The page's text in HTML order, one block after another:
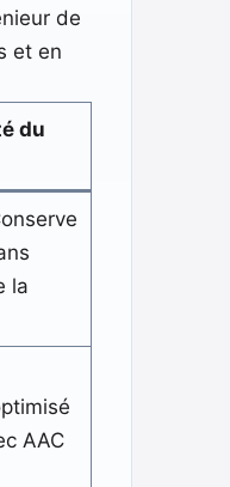
de
et en
du
la
AAC